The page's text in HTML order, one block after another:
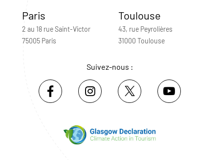
Paris
2 au 18 rue Saint-Victor
75005 Paris
Toulouse
43, rue Peyrolières
31000 Toulouse
Suivez-nous :